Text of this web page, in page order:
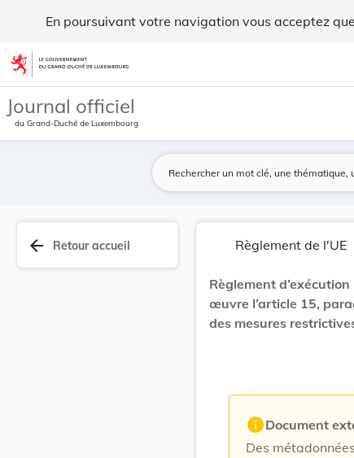
En poursuivant votre navigation vous acceptez
Aller au contenu
Journal officiel
du Grand-Duché de Luxembourg
arrow_back Retour accueil Règlement de l'UE
Règlement
œuvre l’article 15,
des mesures
infoDocument
Des